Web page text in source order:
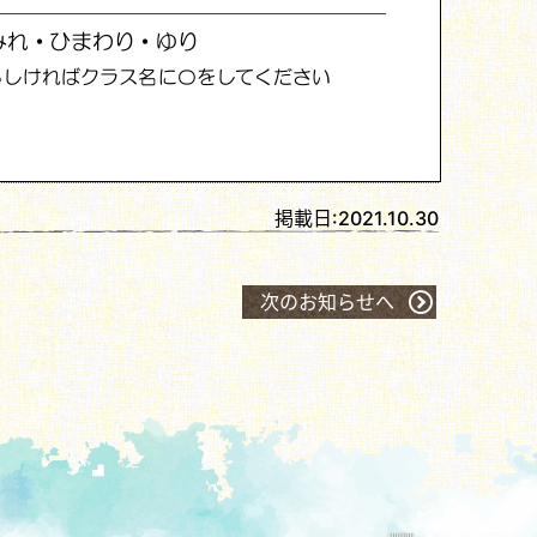
掲載日:2021.10.30
次のお知らせへ